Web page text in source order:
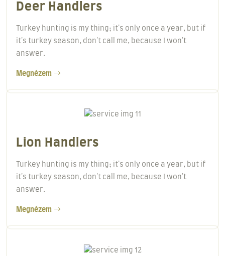
Deer Handlers
Turkey hunting is my thing; it's only once a year, but if
it's turkey season, don't call me, because I won't
answer.
Megnézem
Lion Handlers
Turkey hunting is my thing; it's only once a year, but if
it's turkey season, don't call me, because I won't
answer.
Megnézem